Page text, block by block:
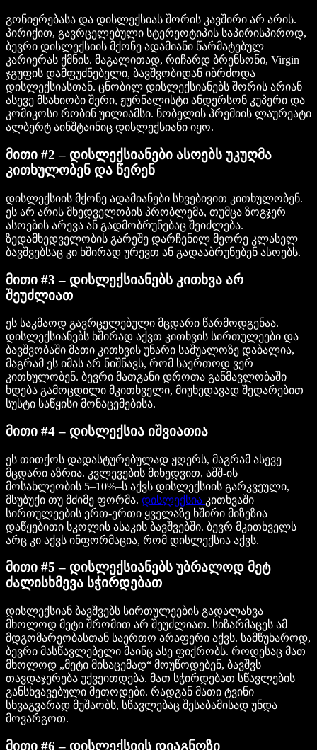
გონიერებასა და დისლექსიას შორის კავშირი არ არის.
პირიქით, გავრცელებული სტერეოტიპის საპირისპიროდ,
ბევრი დისლექსიის მქონე ადამიანი წარმატებულ
კარიერას ქმნის. მაგალითად, რიჩარდ ბრენსონი, Virgin
ჯგუფის დამფუძნებელი, ბავშვობიდან იბრძოდა
დისლექსიასთან. ცნობილ დისლექსიანებს შორის არიან
ასევე მსახიობი შერი, ჟურნალისტი ანდერსონ კუპერი და
კომიკოსი რობინ უილიამსი. ნობელის პრემიის ლაურეატი
ალბერტ აინშტაინიც დისლექსიანი იყო.
მითი #2 – დისლექსიანები ასოებს უკუღმა
კითხულობენ და წერენ
დისლექსიის მქონე ადამიანები სხვებივით კითხულობენ.
ეს არ არის მხედველობის პრობლემა, თუმცა ზოგჯერ
ასოების არევა ან გადმობრუნებაც შეიძლება.
ზედამხედველობის გარეშე დარჩენილ მეორე კლასელ
ბავშვებსაც კი ხშირად ურევთ ან გადააბრუნებენ ასოებს.
მითი #3 – დისლექსიანებს კითხვა არ
შეუძლიათ
ეს საკმაოდ გავრცელებული მცდარი წარმოდგენაა.
დისლექსიანებს ხშირად აქვთ კითხვის სირთულეები და
ბავშვობაში მათი კითხვის უნარი საშუალოზე დაბალია,
მაგრამ ეს იმას არ ნიშნავს, რომ საერთოდ ვერ
კითხულობენ. ბევრი მათგანი დროთა განმავლობაში
ხდება გამოცდილი მკითხველი, მიუხედავად შედარებით
სუსტი საწყისი მონაცემებისა.
მითი #4 – დისლექსია იშვიათია
ეს თითქოს დადასტურებულად ჟღერს, მაგრამ ასევე
მცდარი აზრია. კვლევების მიხედვით, აშშ-ის
მოსახლეობის 5–10%–ს აქვს დისლექსიის გარკვეული,
მსუბუქი თუ მძიმე ფორმა. დისლექსია კითხვაში
სირთულეების ერთ-ერთი ყველაზე ხშირი მიზეზია
დაწყებითი სკოლის ასაკის ბავშვებში. ბევრ მკითხველს
არც კი აქვს ინფორმაცია, რომ დისლექსია აქვს.
მითი #5 – დისლექსიანებს უბრალოდ მეტ
ძალისხმევა სჭირდებათ
დისლექსიან ბავშვებს სირთულეების გადალახვა
მხოლოდ მეტი შრომით არ შეუძლიათ. სიზარმაცეს ამ
მდგომარეობასთან საერთო არაფერი აქვს. სამწუხაროდ,
ბევრი მასწავლებელი მაინც ასე ფიქრობს. როდესაც მათ
მხოლოდ „მეტი მისაცემად“ მოუწოდებენ, ბავშვს
თავდაჯერება უქვეითდება. მათ სჭირდებათ სწავლების
განსხვავებული მეთოდები. რადგან მათი ტვინი
სხვაგვარად მუშაობს, სწავლებაც შესაბამისად უნდა
მოვარგოთ.
მითი #6 – დისლექსიის დიაგნოზი